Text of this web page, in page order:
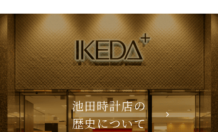
池田時計店の
歴史について